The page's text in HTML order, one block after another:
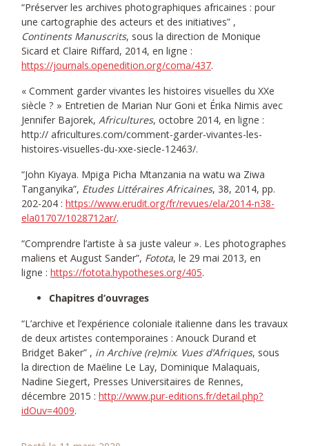
“Préserver les archives photographiques africaines : pour
une cartographie des acteurs et des initiatives” ,
Continents Manuscrits, sous la direction de Monique
Sicard et Claire Riffard, 2014, en ligne :
https://journals.openedition.org/coma/437.
« Comment garder vivantes les histoires visuelles du XXe
siècle ? » Entretien de Marian Nur Goni et Érika Nimis avec
Jennifer Bajorek, Africultures, octobre 2014, en ligne :
http:// africultures.com/comment-garder-vivantes-les-
histoires-visuelles-du-xxe-siecle-12463/.
“John Kiyaya. Mpiga Picha Mtanzania na watu wa Ziwa
Tanganyika”, Etudes Littéraires Africaines, 38, 2014, pp.
202-204 : https://www.erudit.org/fr/revues/ela/2014-n38-
ela01707/1028712ar/.
“Comprendre l’artiste à sa juste valeur ». Les photographes
maliens et August Sander”, Fotota, le 29 mai 2013, en
ligne : https://fotota.hypotheses.org/405.
Chapitres d’ouvrages
“L’archive et l’expérience coloniale italienne dans les travaux
de deux artistes contemporaines : Anouck Durand et
Bridget Baker” , in Archive (re)mix. Vues d’Afriques, sous
la direction de Maëline Le Lay, Dominique Malaquais,
Nadine Siegert, Presses Universitaires de Rennes,
décembre 2015 : http://www.pur-editions.fr/detail.php?
idOuv=4009.